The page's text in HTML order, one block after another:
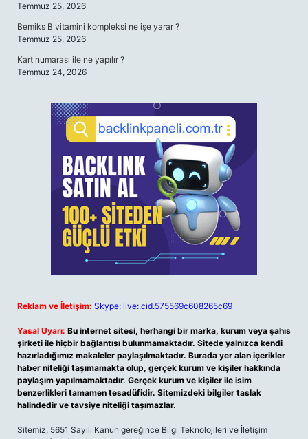
Temmuz 25, 2026
Bemiks B vitamini kompleksi ne işe yarar ?
Temmuz 25, 2026
Kart numarası ile ne yapılır ?
Temmuz 24, 2026
Reklam ve İletişim: Skype: live:.cid.575569c608265c69
Yasal Uyarı: Bu internet sitesi, herhangi bir marka, kurum veya şahıs
şirketi ile hiçbir bağlantısı bulunmamaktadır. Sitede yalnızca kendi
hazırladığımız makaleler paylaşılmaktadır. Burada yer alan içerikler
haber niteliği taşımamakta olup, gerçek kurum ve kişiler hakkında
paylaşım yapılmamaktadır. Gerçek kurum ve kişiler ile isim
benzerlikleri tamamen tesadüfidir. Sitemizdeki bilgiler taslak
halindedir ve tavsiye niteliği taşımazlar.
Sitemiz, 5651 Sayılı Kanun gereğince Bilgi Teknolojileri ve İletişim